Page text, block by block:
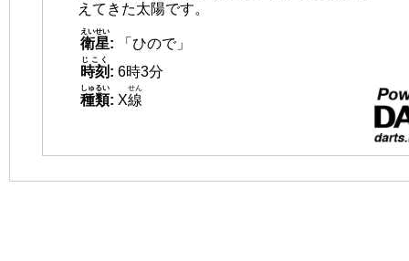
えてきた太陽です。
衛星
えいせい
:
「ひので」
時刻
じこく
: 6時3分
種類
しゅるい
: X線
せん